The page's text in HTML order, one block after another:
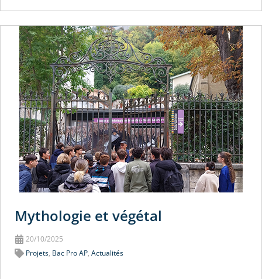
Mythologie et végétal
20/10/2025
Projets, Bac Pro AP,Actualités